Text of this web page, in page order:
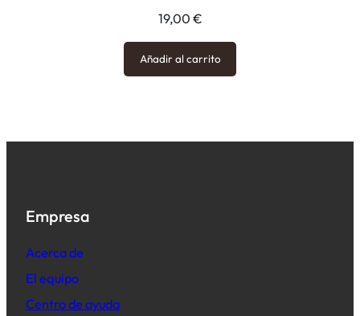
19,00 €
Añadir al carrito
Empresa
Acerca de
El equipo
Centro de ayuda